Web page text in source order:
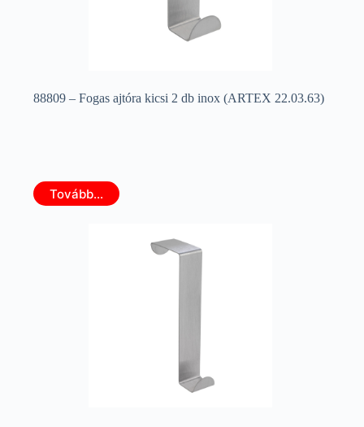
88809 – Fogas ajtóra kicsi 2 db inox (ARTEX 22.03.63)
Tovább...